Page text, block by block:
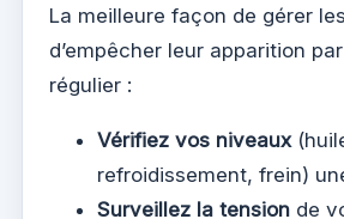
La meilleure façon de gérer
d’empêcher leur apparition
régulier :
Vérifiez vos niveaux
refroidissement, frein)
Surveillez la tension de